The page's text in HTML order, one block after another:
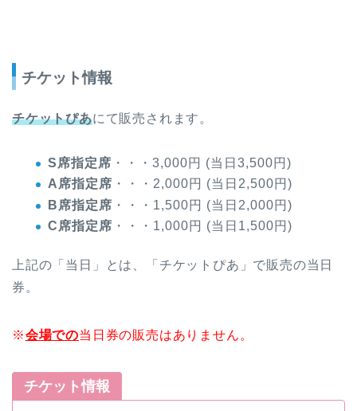
チケット情報
チケットぴあにて販売されます。
S席指定席 ・・・3,000円 (当日3,500円)
A席指定席 ・・・2,000円 (当日2,500円)
B席指定席 ・・・1,500円 (当日2,000円)
C席指定席 ・・・1,000円 (当日1,500円)
上記の「当日」とは、「チケットぴあ」で販売の当日
券。
※会場での当日券の販売はありません。
チケット情報